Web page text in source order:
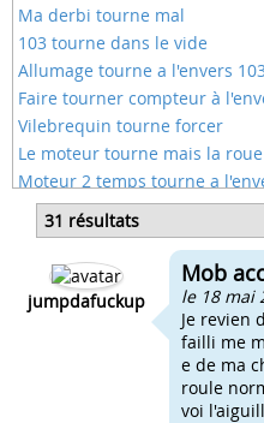
Ma derbi tourne mal
103 tourne dans le vide
Allumage tourne a l'envers 103
Faire tourner compteur à
Vilebrequin tourne forcer
Le moteur tourne mais la
Moteur 2 temps tourne a
Moteur tourne vite au ralenti
Vario qui tourne dans le vide
Cloche allumage ne tourne
Barillet am6 qui tourne pas
31 résultats
jumpdafuckup
Mob
le 18 mai
Je revien
failli me
e de ma
roule
voi